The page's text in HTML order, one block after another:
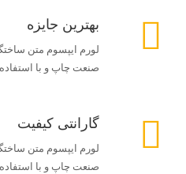
بهترین جایزه
لورم ایپسوم متن
صنعت چاپ و با
گارانتی کیفیت
لورم ایپسوم متن
صنعت چاپ و با